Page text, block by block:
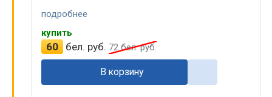
подробнее
купить
60 бел. руб. 72бел. руб.
В корзину